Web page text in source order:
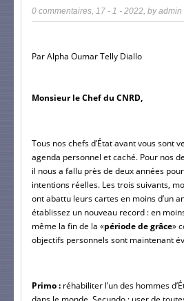
0 commentaires 17 - 1 - 2022 , byadmin
Par Alpha Oumar Telly Diallo
Monsieur le Chef du CNRD,
Tous nos chefs d’État avant vous sont
agenda personnel et caché. Pour nos
il nous a fallu près de deux années
intentions réelles. Les trois suivants,
ont abattu leurs cartes en moins d’un
établissez un nouveau record : en
même la fin de la «période de grâce»
objectifs personnels sont maintenant
Primo : réhabiliter l’un des hommes